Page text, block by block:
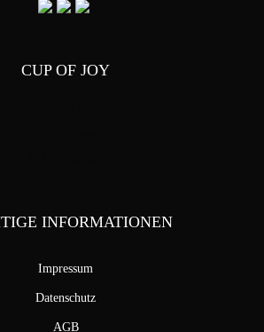
CUP OF JOY
INFORMATIONEN
Impressum
Datenschutz
AGB